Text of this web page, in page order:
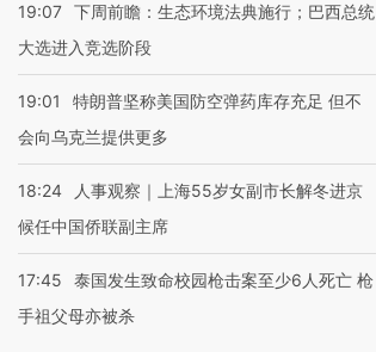
19:07 下周前瞻：生态环境法典施行；巴西总统
大选进入竞选阶段
19:01
特朗普坚称美国防空弹药库存充足 但不
会向乌克兰提供更多
18:24
人事观察｜上海55岁女副市长解冬进京
候任中国侨联副主席
17:45
泰国发生致命校园枪击案至少6人死亡 枪
手祖父母亦被杀